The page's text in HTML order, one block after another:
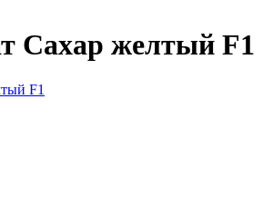
Сахар желтый F1